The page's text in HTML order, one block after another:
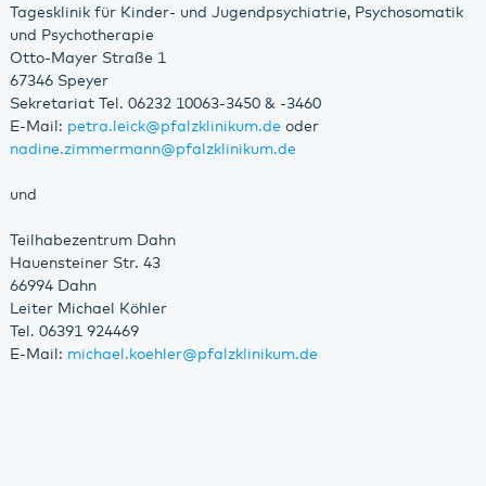
Tagesklinik für Kinder- und Jugendpsychiatrie, Psychosomatik
und Psychotherapie
Otto-Mayer Straße 1
67346 Speyer
Sekretariat Tel. 06232 10063-3450 & -3460
E-Mail: petra.leick@pfalzklinikum.de oder
nadine.zimmermann@pfalzklinikum.de
und
Teilhabezentrum Dahn
Hauensteiner Str. 43
66994 Dahn
Leiter Michael Köhler
Tel. 06391 924469
E-Mail: michael.koehler@pfalzklinikum.de